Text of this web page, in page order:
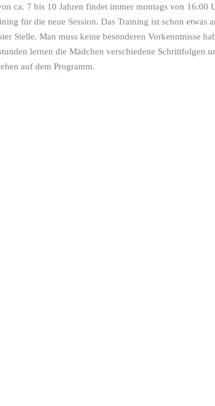
ca. 7 bis 10 Jahren findet immer montags von 16:00
für die neue Session. Das Training ist schon etwas
Stelle. Man muss keine besonderen Vorkenntnisse
lernen die Mädchen verschiedene Schrittfolgen
auf dem Programm.